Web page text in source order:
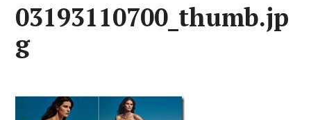
03193110700_thumb.jp
g